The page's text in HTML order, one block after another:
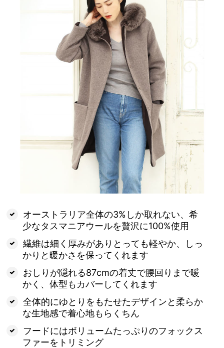
オーストラリア全体の3%しか取れない、希
少なタスマニアウールを贅沢に100%使用
繊維は細く厚みがありとっても軽やか、しっ
かりと暖かさを保ってくれます
おしりが隠れる87cmの着丈で腰回りまで暖
かく、体型もカバーしてくれます
全体的にゆとりをもたせたデザインと柔らか
な生地感で着心地もらくちん
フードにはボリュームたっぷりのフォックス
ファーをトリミング